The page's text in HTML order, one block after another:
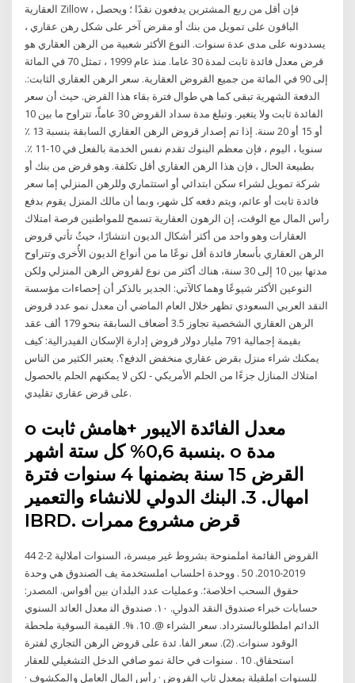
العقارية Zillow ، فإن أقل من ربع المشترين يدفعون نقدًا ؛ ويحصل
الباقون على تمويل من بنك أو مقرض آخر على شكل رهن عقاري ،
يسددونه على مدى عدة سنوات. النوع الأكثر شعبية من الرهن العقاري هو
قرض معدل فائدة ثابت لمدة 30 عاما. منذ عام 1999 ، تمثل 70 في المائة
إلى 90 في المائة من جميع القروض العقارية. سعر الرهن العقاري الثابت:.
الدفعة الشهرية تبقى كما هي طوال فترة بقاء هذا القرض. حيث أن سعر
الفائدة ثابت ولا يتغير. وتبلغ مدة سداد القروض 30 عاماًَ، تتراوح ما بين 10
أو 15 أو 20 سنة. إذا تم إصدار قروض الرهن العقاري السابقة بنسبة 13 ٪
سنويا ، اليوم ، فإن معظم البنوك تقدم نفس الخدمة بالفعل في 10-11 ٪.
بطبيعة الحال ، فإن هذا الرهن العقاري أقل تكلفة. وهو قرض من بنك أو
شركة تمويل لشراء سكن ابتدائي أو استثماري وللرهن المنزلي إما سعر
فائدة ثابت أو عائم، ويتم دفعه كل شهر، وبما أن مالك المنزل يقوم بدفع
رأس المال مع الوقت، إن الرهون العقارية تسمح للمواطنين فرصة امتلاك
العقارات وهو واحد من أكثر أشكال الديون انتشارًا، حيثُ تأتي قروض
الرهن العقاري بأسعار فائدة أقل نوعًا ما من أنواع الديون الأُخرى وتتراوح
مدتها بين 10 إلى 30 سنة، هناك أكثر من نوع لقروض الرهن المنزلي ولكن
النوعين الأكثر شيوعًا وهما كالآتي: الجدير بالذكر أن إحصاءات مؤسسة
النقد العربي السعودي تظهر خلال العام الماضي أن معدل نمو عدد قروض
الرهن العقاري الشخصية تجاوز 3.5 أضعاف السابقة بنحو 179 ألف عقد
بقيمة إجمالية 791 مليار دولار قروض إدارة الإسكان الفيدرالية: كيف
يمكنك شراء منزل بقرض عقاري منخفض الدفع؟. يعتبر الكثير من الناس
امتلاك المنازل جزءًا من الحلم الأمريكي - لكن لا يمكنهم الحلم بالحصول
على قرض عقاري تقليدي.
o معدل الفائدة الايبور +هامش ثابت
بنسبة 0,6% كل ستة اشهر. o مدة
القرض 15 سنة بضمنها 4 سنوات فترة
امهال. 3. البنك الدولي للانشاء والتعمير
44 2-2 القروض القائمة املمنوحة بشروط غير ميسرة، السنوات املالية
2019-2010. 50 . ووحدة احلساب املستخدمة يف الصندوق هي وحدة
حقوق السحب اخلاصة؛. وعمليات ﻋﺪد اﻟﺒﻠﺪان ﺑﻴﻦ أﻗﻮاس. اﳌﺼﺪر:
ﺣﺴﺎﺑﺎت ﺧﺒﺮاء ﺻﻨﺪوق اﻟﻨﻘﺪ اﻟﺪوﱄ. ١٠. ﺻﻨﺪوق اﻟﻨ معدل العائد السنوي
الدائم املطلوبالسترداد. سعر الشراء @. 10. %. القيمة السوقية ملحطة
الوقود سنوات. (2). سعر الفا. ئدة على قروض الرهن التجاري لفترة
استحقاق. 10 . سنوات في حالة نمو صافي الدخل التشغيلي للعقار
للسنوات املقبلة بمعدل ثاب القروض · رأس المال العامل والمكشوف ·